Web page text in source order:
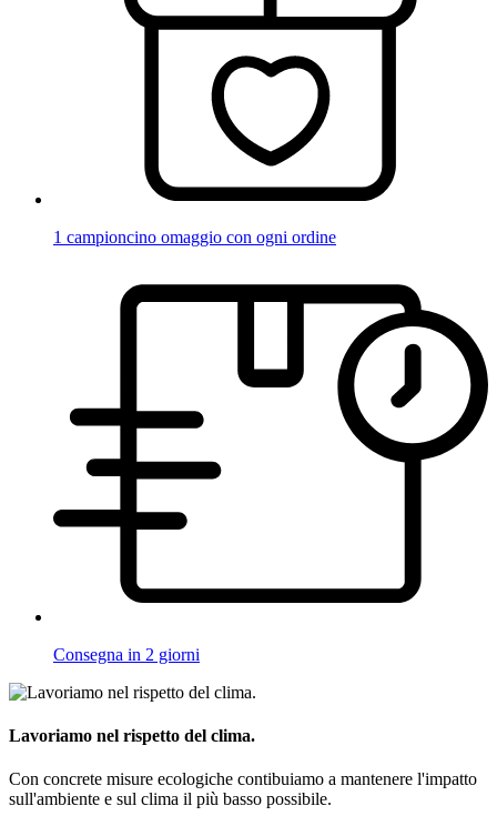
1 campioncino omaggio con ogni ordine
Consegna in 2 giorni
Lavoriamo nel rispetto del clima.
Con concrete misure ecologiche contibuiamo a mantenere l'impatto
sull'ambiente e sul clima il più basso possibile.